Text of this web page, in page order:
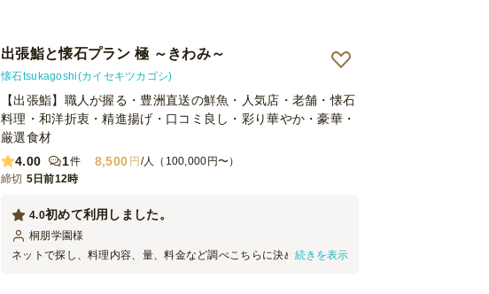
出張鮨と懐石プラン 極 ～きわみ～
懐石tsukagoshi(カイセキツカゴシ)
【出張鮨】職人が握る・豊洲直送の鮮魚・人気店・老舗・懐石
料理・和洋折衷・精進揚げ・口コミ良し・彩り華やか・豪華・
厳選食材
4.00
1件 8,500 円 /人（100,000円〜）
締切 5日前12時
初めて利用しました。
4.0
桐朋学園様
ネットで探し、料理内容、量、料金など調べこちらに決めさせてい
続きを表示